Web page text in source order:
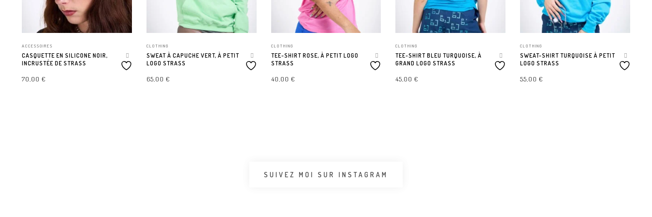
ACCESSOIRES
CASQUETTE EN SILICONE NOIR,
INCRUSTÉE DE STRASS
70,00 €
CLOTHING
SWEAT À CAPUCHE VERT, À PETIT
LOGO STRASS
65,00 €
CLOTHING
TEE-SHIRT ROSE, À PETIT LOGO
STRASS
40,00 €
CLOTHING
TEE-SHIRT BLEU TURQUOISE, À
GRAND LOGO STRASS
45,00€
CLOTHING
SWEAT-SHIRT TURQUOISE À PETIT
LOGO STRASS
55,00€
SUIVEZ MOI SUR INSTAGRAM